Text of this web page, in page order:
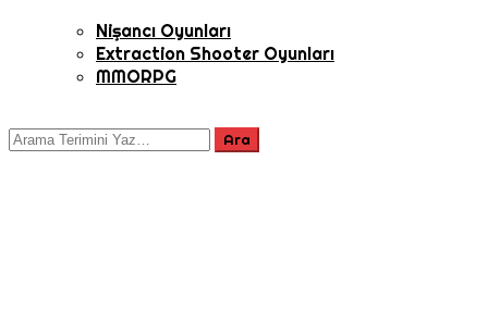
Nişancı Oyunları
Extraction Shooter Oyunları
MMORPG